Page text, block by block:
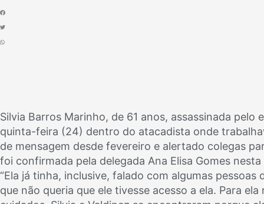
Silvia Barros Marinho, de 61 anos, assassinada
quinta-feira (24) dentro do atacadista onde
de mensagem desde fevereiro e alertado colegas
foi confirmada pela delegada Ana Elisa Gomes
“Ela já tinha, inclusive, falado com algumas
que não queria que ele tivesse acesso a ela. Para